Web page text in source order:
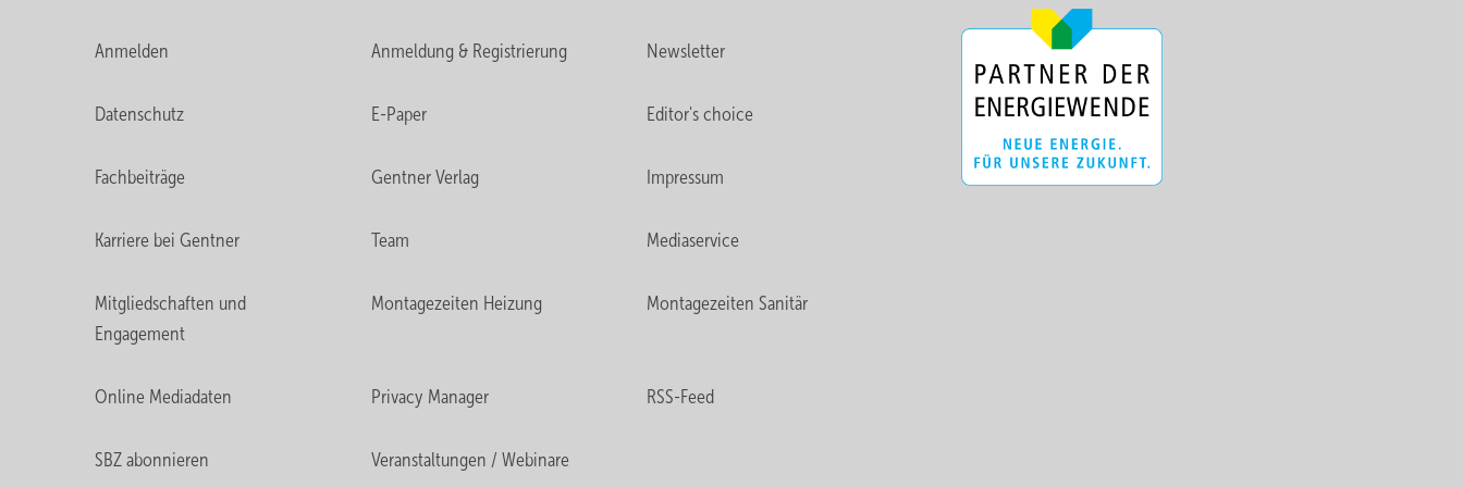
Anmelden Anmeldung & Registrierung Newsletter
Datenschutz E-Paper Editor's choice
Fachbeiträge Gentner Verlag Impressum
Karriere bei Gentner Team Mediaservice
Mitgliedschaften und
Engagement
Montagezeiten Heizung Montagezeiten Sanitär
Online Mediadaten Privacy Manager RSS-Feed
SBZ abonnieren Veranstaltungen / Webinare